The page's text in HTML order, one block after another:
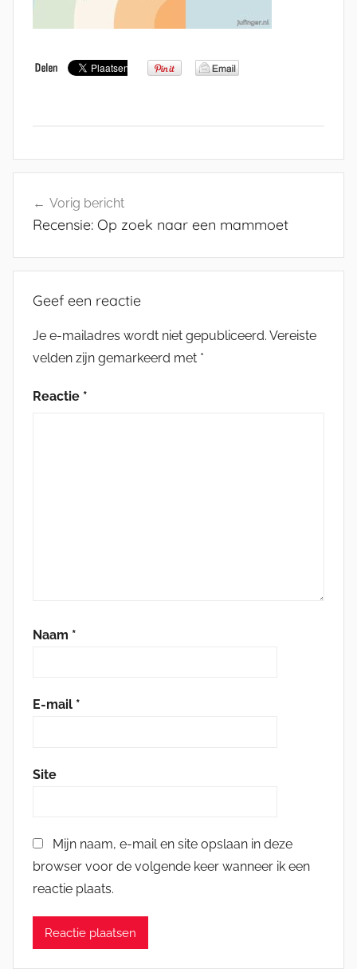
navigatie
Vorig bericht
Recensie: Op zoek naar een mammoet
Geef een reactie
Je e-mailadres wordt niet gepubliceerd. Vereiste
velden zijn gemarkeerd met *
Reactie *
Naam *
E-mail *
Site
Mijn naam, e-mail en site opslaan in deze
browser voor de volgende keer wanneer ik een
reactie plaats.